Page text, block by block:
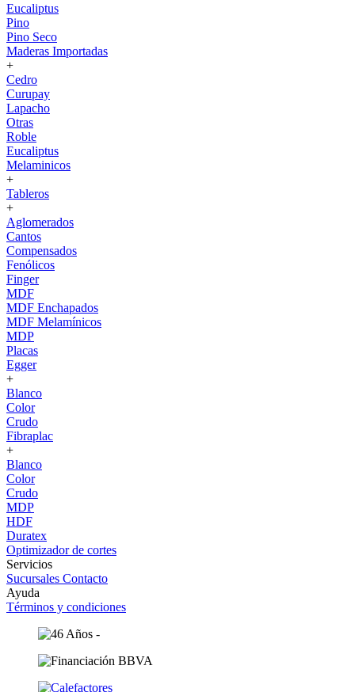
Eucaliptus
Pino
Pino Seco
Maderas Importadas
+
Cedro
Curupay
Lapacho
Otras
Roble
Eucaliptus
Melaminicos
+
Tableros
+
Aglomerados
Cantos
Compensados
Fenólicos
Finger
MDF
MDF Enchapados
MDF Melamínicos
MDP
Placas
Egger
+
Blanco
Color
Crudo
Fibraplac
+
Blanco
Color
Crudo
MDP
HDF
Duratex
Optimizador de cortes
Servicios
Sucursales Contacto
Ayuda
Términos y condiciones